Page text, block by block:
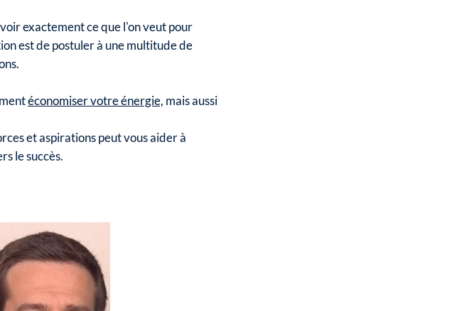
exactement ce que l'on veut pour
est de postuler à une multitude de
économiser votre énergie, mais aussi
et aspirations peut vous aider à
le succès.